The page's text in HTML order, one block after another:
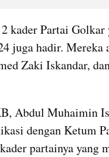
kader Partai
juga hadir.
Zaki Iskandar,
Abdul Muhaimin
dengan Ketum
partainya yang